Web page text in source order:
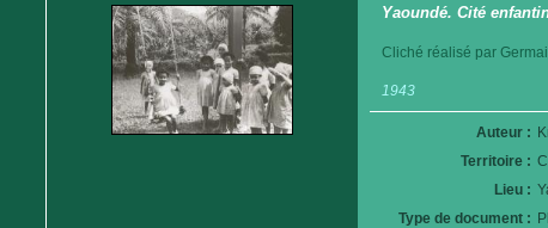
Yaoundé. Cité
Cliché réalisé par
1943
Auteur :
Territoire :
Lieu :
Type de document :